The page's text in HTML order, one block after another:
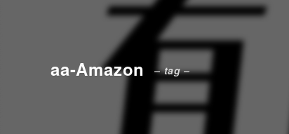
aa-Amazon – tag –